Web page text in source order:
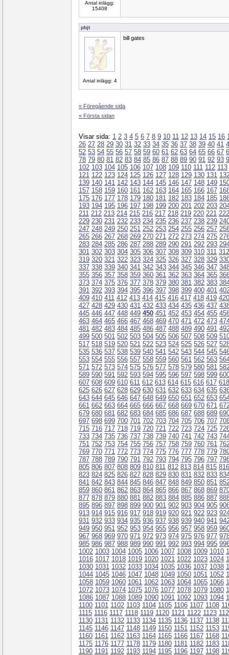
Antal inlägg:
15408
pbjt
Antal inlägg: 4
bill gates
« Föregående sida
« Första sidan
Visar sida: 1 2 3 4 5 6 7 8 9 10 11 12 13 14 15 16
26 27 28 29 30 31 32 33 34 35 36 37 38 39 40 41
52 53 54 55 56 57 58 59 60 61 62 63 64 65 66 67
78 79 80 81 82 83 84 85 86 87 88 89 90 91 92 93
102 103 104 105 106 107 108 109 110 111 112 113
121 122 123 124 125 126 127 128 129 130 131
139 140 141 142 143 144 145 146 147 148 149
157 158 159 160 161 162 163 164 165 166 167
175 176 177 178 179 180 181 182 183 184 185
193 194 195 196 197 198 199 200 201 202 203
211 212 213 214 215 216 217 218 219 220 221 222
229 230 231 232 233 234 235 236 237 238 239
247 248 249 250 251 252 253 254 255 256 257
265 266 267 268 269 270 271 272 273 274 275
283 284 285 286 287 288 289 290 291 292 293
301 302 303 304 305 306 307 308 309 310 311 312
319 320 321 322 323 324 325 326 327 328 329
337 338 339 340 341 342 343 344 345 346 347
355 356 357 358 359 360 361 362 363 364 365
373 374 375 376 377 378 379 380 381 382 383
391 392 393 394 395 396 397 398 399 400 401
409 410 411 412 413 414 415 416 417 418 419 420
427 428 429 430 431 432 433 434 435 436 437
445 446 447 448 449 450 451 452 453 454 455
463 464 465 466 467 468 469 470 471 472 473
481 482 483 484 485 486 487 488 489 490 491
499 500 501 502 503 504 505 506 507 508 509
517 518 519 520 521 522 523 524 525 526 527
535 536 537 538 539 540 541 542 543 544 545
553 554 555 556 557 558 559 560 561 562 563
571 572 573 574 575 576 577 578 579 580 581
589 590 591 592 593 594 595 596 597 598 599
607 608 609 610 611 612 613 614 615 616 617 618
625 626 627 628 629 630 631 632 633 634 635
643 644 645 646 647 648 649 650 651 652 653
661 662 663 664 665 666 667 668 669 670 671
679 680 681 682 683 684 685 686 687 688 689
697 698 699 700 701 702 703 704 705 706 707
715 716 717 718 719 720 721 722 723 724 725
733 734 735 736 737 738 739 740 741 742 743
751 752 753 754 755 756 757 758 759 760 761
769 770 771 772 773 774 775 776 777 778 779
787 788 789 790 791 792 793 794 795 796 797
805 806 807 808 809 810 811 812 813 814 815 816
823 824 825 826 827 828 829 830 831 832 833
841 842 843 844 845 846 847 848 849 850 851
859 860 861 862 863 864 865 866 867 868 869
877 878 879 880 881 882 883 884 885 886 887
895 896 897 898 899 900 901 902 903 904 905
913 914 915 916 917 918 919 920 921 922 923
931 932 933 934 935 936 937 938 939 940 941
949 950 951 952 953 954 955 956 957 958 959
967 968 969 970 971 972 973 974 975 976 977
985 986 987 988 989 990 991 992 993 994 995
1002 1003 1004 1005 1006 1007 1008 1009 1010
1016 1017 1018 1019 1020 1021 1022 1023 1024
1030 1031 1032 1033 1034 1035 1036 1037 1038
1044 1045 1046 1047 1048 1049 1050 1051 1052
1058 1059 1060 1061 1062 1063 1064 1065 1066
1072 1073 1074 1075 1076 1077 1078 1079 1080
1086 1087 1088 1089 1090 1091 1092 1093 1094
1100 1101 1102 1103 1104 1105 1106 1107 1108
1115 1116 1117 1118 1119 1120 1121 1122 1123
1130 1131 1132 1133 1134 1135 1136 1137 1138
1145 1146 1147 1148 1149 1150 1151 1152 1153
1160 1161 1162 1163 1164 1165 1166 1167 1168
1175 1176 1177 1178 1179 1180 1181 1182 1183
1190 1191 1192 1193 1194 1195 1196 1197 1198